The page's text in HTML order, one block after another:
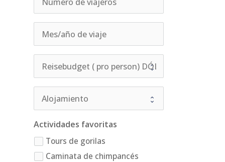
Actividades favoritas
Tours de gorilas
Caminata de chimpancés